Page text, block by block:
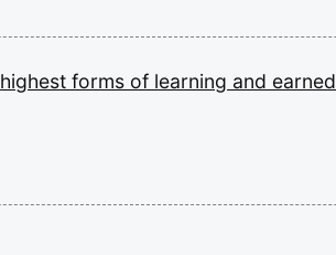
highest forms of learning and earned